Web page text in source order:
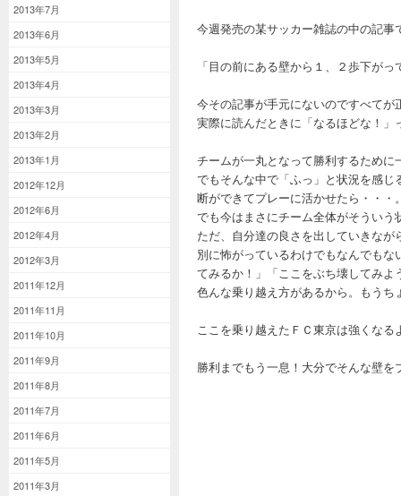
2013年7月
2013年6月
2013年5月
2013年4月
2013年3月
2013年2月
2013年1月
2012年12月
2012年6月
2012年4月
2012年3月
2011年12月
2011年11月
2011年10月
2011年9月
2011年8月
2011年7月
2011年6月
2011年5月
2011年3月
今週発売の某サッカー雑誌の中の記
「目の前にある壁から１、２歩下が
今その記事が手元にないのですべて
実際に読んだときに「なるほどな！
チームが一丸となって勝利するために
でもそんな中で「ふっ」と状況を感
断ができてプレーに活かせたら・・・
でも今はまさにチーム全体がそうい
ただ、自分達の良さを出していきな
別に怖がっているわけでもなんでも
てみるか！」「ここをぶち壊してみ
色んな乗り越え方があるから。もうち
ここを乗り越えたＦＣ東京は強くな
勝利までもう一息！大分でそんな